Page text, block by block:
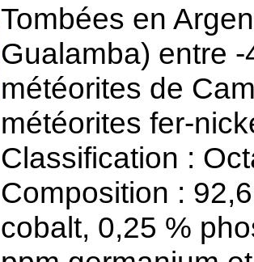
Tombées en
Gualamba) entre
météorites de
météorites fer-
Classification :
Composition :
cobalt, 0,25 %